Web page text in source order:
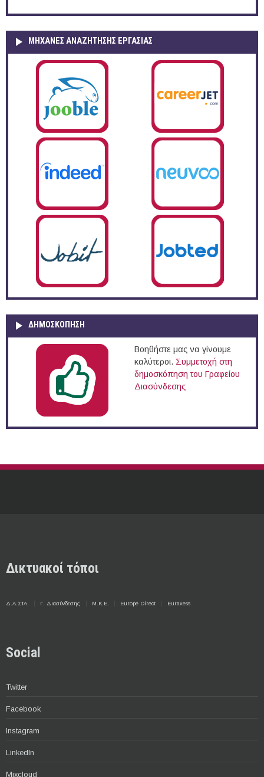
ΜΗΧΑΝΕΣ ΑΝΑΖΗΤΗΣΗΣ ΕΡΓΑΣΙΑΣ
ΔΗΜΟΣΚΌΠΗΣΗ
Βοηθήστε μας να γίνουμε
καλύτεροι. Συμμετοχή στη
δημοσκόπηση του Γραφείου
Διασύνδεσης
Δικτυακοί τόποι
Δ.Α.ΣΤΑ. Γ. Διασύνδεσης Μ.Κ.Ε. Europe Direct Euraxess
Social
Twitter
Facebook
Instagram
LinkedIn
Mixcloud